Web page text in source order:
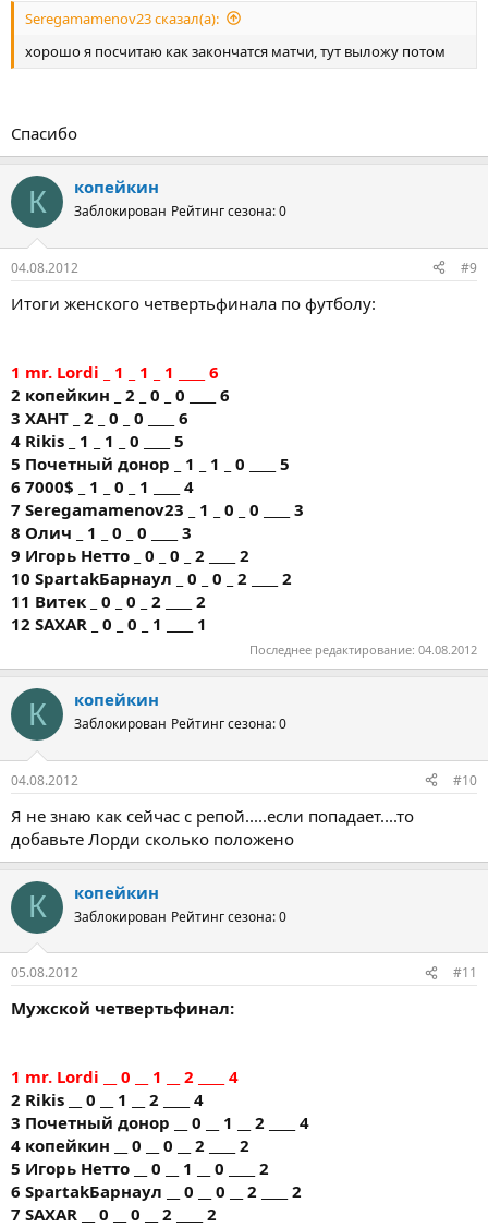
Seregamamenov23 сказал(а):
хорошо я посчитаю как закончатся матчи, тут выложу потом
Спасибо
К копейкин
Заблокирован Рейтинг сезона: 0
04.08.2012 #9
Итоги женского четвертьфинала по футболу:
1 mr. Lordi _ 1 _ 1 _ 1 ____ 6
2 копейкин _ 2 _ 0 _ 0 ____ 6
3 ХАНТ _ 2 _ 0 _ 0 ____ 6
4 Rikis _ 1 _ 1 _ 0 ____ 5
5 Почетный донор _ 1 _ 1 _ 0 ____ 5
6 7000$ _ 1 _ 0 _ 1 ____ 4
7 Seregamamenov23 _ 1 _ 0 _ 0 ____ 3
8 Олич _ 1 _ 0 _ 0 ____ 3
9 Игорь Нетто _ 0 _ 0 _ 2 ____ 2
10 SpartakБарнаул _ 0 _ 0 _ 2 ____ 2
11 Витек _ 0 _ 0 _ 2 ____ 2
12 SAXAR _ 0 _ 0 _ 1 ____ 1
Последнее редактирование: 04.08.2012
К копейкин
Заблокирован Рейтинг сезона: 0
04.08.2012 #10
Я не знаю как сейчас с репой.....если попадает....то
добавьте Лорди сколько положено
К копейкин
Заблокирован Рейтинг сезона: 0
05.08.2012 #11
Мужской четвертьфинал:
1 mr. Lordi __ 0 __ 1 __ 2 ____ 4
2 Rikis __ 0 __ 1 __ 2 ____ 4
3 Почетный донор __ 0 __ 1 __ 2 ____ 4
4 копейкин __ 0 __ 0 __ 2 ____ 2
5 Игорь Нетто __ 0 __ 1 __ 0 ____ 2
6 SpartakБарнаул __ 0 __ 0 __ 2 ____ 2
7 SAXAR __ 0 __ 0 __ 2 ____ 2